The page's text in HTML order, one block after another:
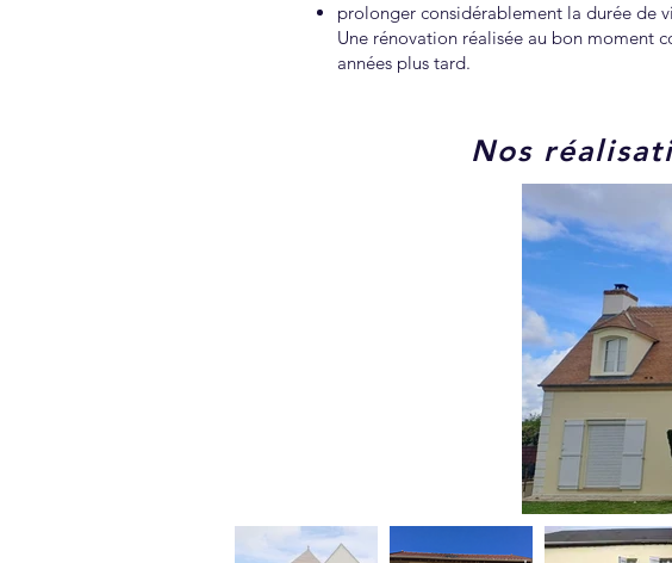
prolonger considérablement la durée de
Une rénovation réalisée au bon moment
années plus tard.
Nos